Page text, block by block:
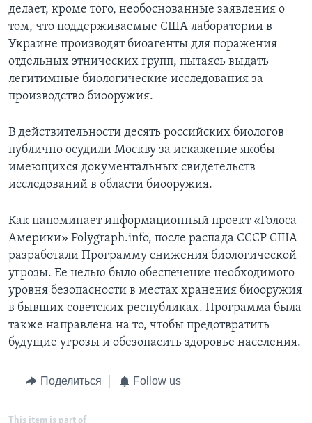
делает, кроме того, необоснованные заявления о
том, что поддерживаемые США лаборатории в
Украине производят биоагенты для поражения
отдельных этнических групп, пытаясь выдать
легитимные биологические исследования за
производство биооружия.
В действительности десять российских биологов
публично осудили Москву за искажение якобы
имеющихся документальных свидетельств
исследований в области биооружия.
Как напоминает информационный проект «Голоса
Америки» Polygraph.info, после распада СССР США
разработали Программу снижения биологической
угрозы. Ее целью было обеспечение необходимого
уровня безопасности в местах хранения биооружия
в бывших советских республиках. Программа была
также направлена на то, чтобы предотвратить
будущие угрозы и обезопасить здоровье населения.
Поделиться Follow us
This item is part of